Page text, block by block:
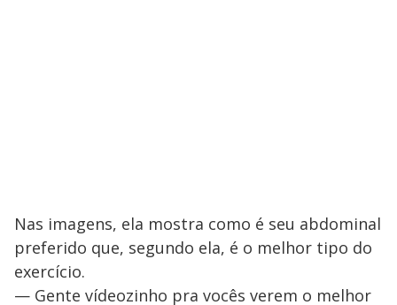
Nas imagens, ela mostra como é seu abdominal
preferido que, segundo ela, é o melhor tipo do
exercício.
— Gente vídeozinho pra vocês verem o melhor